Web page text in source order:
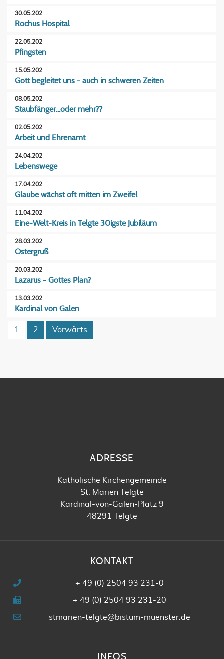
30.05.202
Rochus Hospital
22.05.202
Pfingsten
15.05.202
Gott begleitet uns - auch in schweren Zeiten
08.05.202
Staubfänger...oder mehr??
02.05.202
Arbeit und Ehrenamt
24.04.202
Lebenswege
17.04.202
Glaube wächst oft mitten im Zweifel
11.04.202
Eine-Welt-Kreis in Telgte 30igste Jubiläum
28.03.202
Ostergruß
20.03.202
Lazarus - Gottes Plan?
13.03.202
Kardinal von Galen
1 2 Vorwärts
ADRESSE
Katholische Kirchengemeinde
St. Marien Telgte
Kardinal-von-Galen-Platz 9
48291 Telgte
KONTAKT
+ 49 (0) 2504 93 231-0
+ 49 (0) 2504 93 231-20
stmarien-telgte@bistum-muenster.de